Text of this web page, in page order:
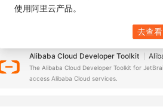
安装之前，确保已创建
Alibaba Cloud Developer Toolkit
The Alibaba Cloud Developer Toolkit for
access Alibaba Cloud services.
使用阿里云产品。
去查看